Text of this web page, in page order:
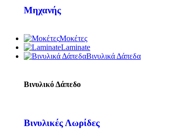
Μηχανής
Μοκέτες
Laminate
Βινυλικά Δάπεδα
Βινυλικό Δάπεδο
Βινυλικές Λωρίδες